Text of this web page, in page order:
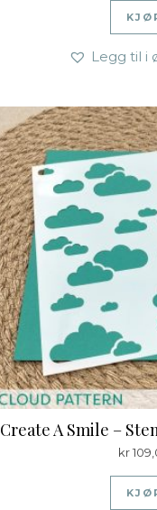
Legg til i
Create A Smile –
kr